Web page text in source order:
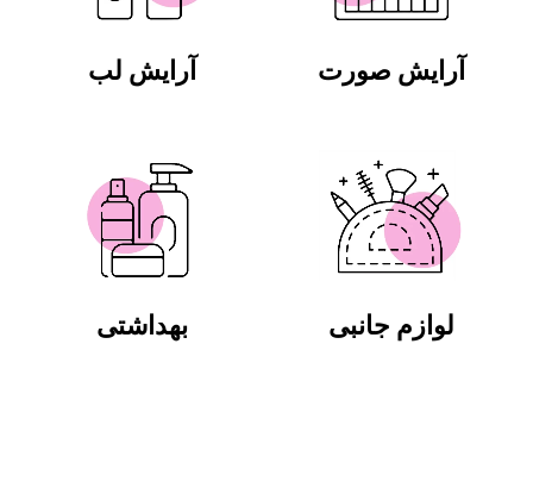
آرایش صورت
لوازم جانبی
آرایش لب
بهداشتی